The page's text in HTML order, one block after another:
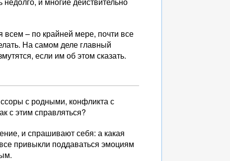
всем – по крайней мере, почти все
На самом деле главный
если им об этом сказать.
ссоры с родными, конфликта с
с этим справляться?
и спрашивают себя: а какая
привыкли поддаваться эмоциям